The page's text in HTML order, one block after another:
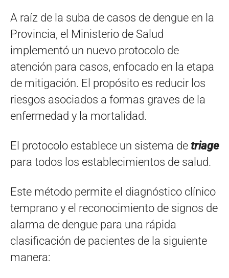
A raíz de la suba de casos de dengue en la
Provincia, el Ministerio de Salud
implementó un nuevo protocolo de
atención para casos, enfocado en la etapa
de mitigación. El propósito es reducir los
riesgos asociados a formas graves de la
enfermedad y la mortalidad.
El protocolo establece un sistema de triage
para todos los establecimientos de salud.
Este método permite el diagnóstico clínico
temprano y el reconocimiento de signos de
alarma de dengue para una rápida
clasificación de pacientes de la siguiente
manera: